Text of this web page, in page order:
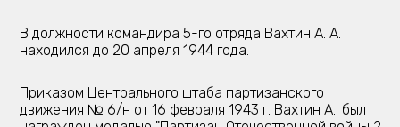
В должности командира 5-го отряда Вахтин А. А.
находился до 20 апреля 1944 года.
Приказом Центрального штаба партизанского
движения № 6/н от 16 февраля 1943 г. Вахтин А.. был